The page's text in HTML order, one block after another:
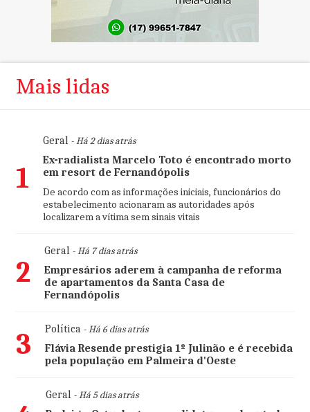
Mais lidas
1
Geral- Há 2 dias atrás
Ex-radialista Marcelo Toto é encontrado morto
em resort de Fernandópolis
De acordo com as informações iniciais, funcionários do
estabelecimento acionaram as autoridades após
localizarem a vítima sem sinais vitais
2
Geral- Há 7 dias atrás
Empresários aderem à campanha de reforma
de apartamentos da Santa Casa de
Fernandópolis
3 Política- Há 6 dias atrás
Flávia Resende prestigia 1º Julinão e é recebida
pela população em Palmeira d'Oeste
Geral- Há 5 dias atrás